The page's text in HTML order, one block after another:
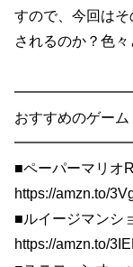
すので、今回は
されるのか？色々
おすすめのゲーム
■ペーパーマリオ
https://amzn.to/
■ルイージマンシ
https://amzn.to/